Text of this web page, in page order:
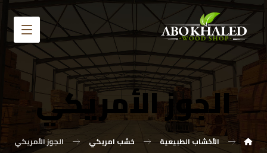
الجوز الأمريكي
الأخشاب الطبيعية خشب امريكي الجوز الأمريكي